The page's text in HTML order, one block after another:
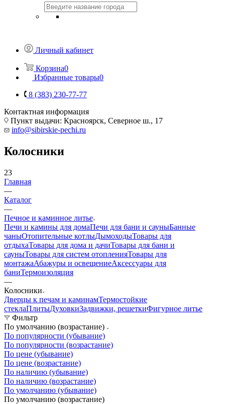
Личный кабинет
Корзина0
Избранные товары0
8 (383) 230-77-77
Контактная информация
Пункт выдачи: Красноярск, Северное ш., 17
info@sibirskie-pechi.ru
Колосники
23
Главная
—
Каталог
—
Печное и каминное литье
Печи и камины для домаПечи для бани и сауныБанные
чаныОтопительные котлыДымоходыТовары для
отдыхаТовары для дома и дачиТовары для бани и
сауныТовары для систем отопленияТовары для
монтажаАбажуры и освещениеАксессуары для
баниТермоизоляция
—
Колосники
Дверцы к печам и каминамТермостойкие
стеклаПлитыДуховкиЗадвижки, решеткиФигурное литье
Фильтр
По умолчанию (возрастание)
По популярности (убывание)
По популярности (возрастание)
По цене (убывание)
По цене (возрастание)
По наличию (убывание)
По наличию (возрастание)
По умолчанию (убывание)
По умолчанию (возрастание)